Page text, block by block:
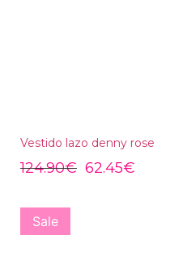
Vestido lazo denny rose
124.90€ 62.45€
Sale